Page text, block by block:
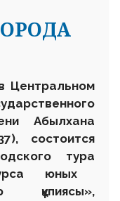
Центральном
Абылхана
состоится
тура
юных
құпиясы»,